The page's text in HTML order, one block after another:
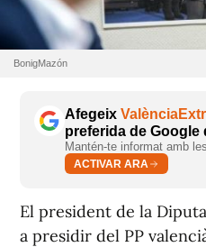
BonigMazón
Afegeix
preferida de Google
Mantén-te informat amb
ACTIVAR ARA
El president de la
a presidir del PP